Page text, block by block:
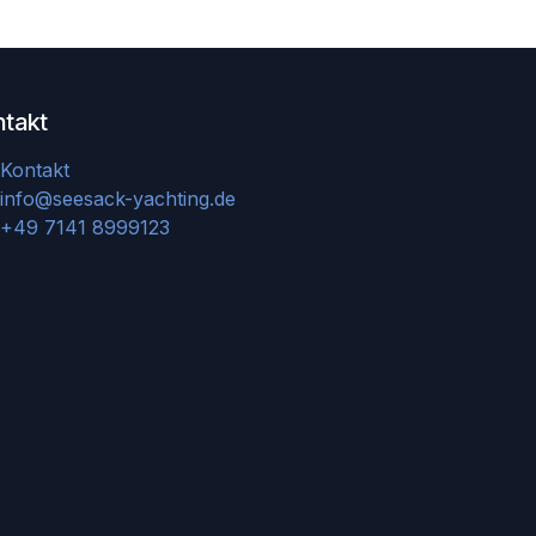
Kontakt
info@seesack-yachting.de
+49 7141 8999123